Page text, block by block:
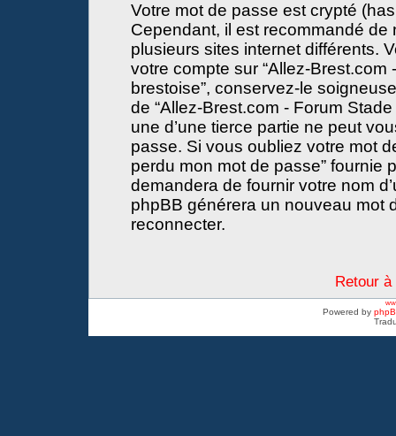
Votre mot de passe est crypté
Cependant, il est recommandé
plusieurs sites internet différents.
votre compte sur “Allez-
brestoise”, conservez-le
de “Allez-Brest.com - Forum
une d’une tierce partie ne peut
passe. Si vous oubliez votre mot
perdu mon mot de passe” fournie
demandera de fournir votre nom
phpBB générera un nouveau mot
reconnecter.
Retour à
Powered by